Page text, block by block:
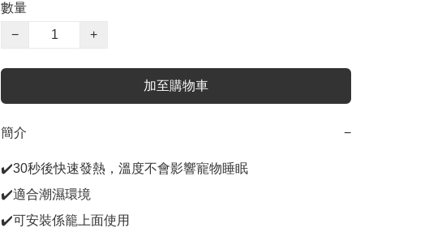
數量
−
+
加至購物車
簡介 −
✔️30秒後快速發熱，溫度不會影響寵物睡眠
✔️適合潮濕環境
✔️可安裝係籠上面使用